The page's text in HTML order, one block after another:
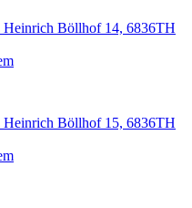
Heinrich Böllhof 14, 6836TH
Heinrich Böllhof 15, 6836TH